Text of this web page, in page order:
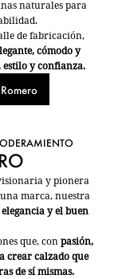
naturales para
de fabricación,
cómodo y
y confianza.
y pionera
marca, nuestra
y el buen
que, conpasión,
crear calzado que
de sí mismas.